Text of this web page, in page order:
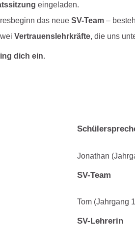
eingeladen.
das neue SV-Team –
Vertrauenslehrkräfte, die uns
dich ein.
Jonathan
SV-Team
Tom (Jahrgang
SV-Lehrerin